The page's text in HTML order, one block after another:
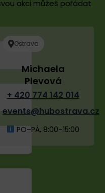
akci můžeš pořádat
Ostrava
Michaela
Plevová
+ 420 774 142 014
events@hubostrava.cz
PO–PÁ, 8:00–15:00